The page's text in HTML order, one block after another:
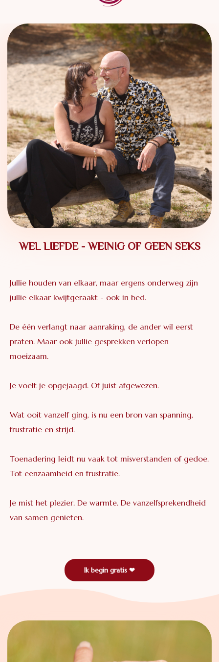
WEL LIEFDE - WEINIG OF GEEN SEKS
Jullie houden van elkaar, maar ergens onderweg zijn
jullie elkaar kwijtgeraakt - ook in bed.
De één verlangt naar aanraking, de ander wil eerst
praten. Maar ook jullie gesprekken verlopen
moeizaam.
Je voelt je opgejaagd. Of juist afgewezen.
Wat ooit vanzelf ging, is nu een bron van spanning,
frustratie en strijd.
Toenadering leidt nu vaak tot misverstanden of gedoe.
Tot eenzaamheid en frustratie.
Je mist het plezier. De warmte. De vanzelfsprekendheid
van samen genieten.
Ik begin gratis ❤